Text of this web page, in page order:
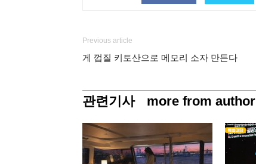
Previous article
게 껍질 키토산으로 메모리 소자 만든다
관련기사 more from author